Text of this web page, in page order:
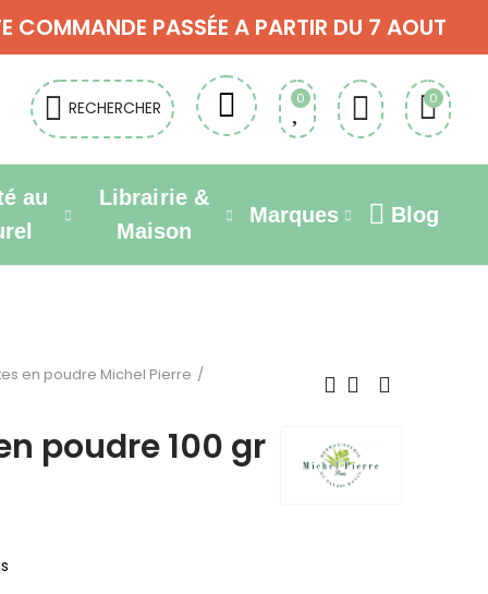
COMMANDE PASSÉE A PARTIR DU 7 AOUT
RECHERCHER 0 0
au
Librairie &
Maison
Marques Blog
en poudre Michel Pierre
poudre 100 gr